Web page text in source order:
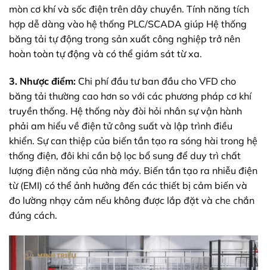
mòn cơ khí và sốc điện trên dây chuyền. Tính năng tích
hợp dễ dàng vào hệ thống PLC/SCADA giúp Hệ thống
băng tải tự động trong sản xuất công nghiệp trở nên
hoàn toàn tự động và có thể giám sát từ xa.
3. Nhược điểm: Chi phí đầu tư ban đầu cho VFD cho
băng tải thường cao hơn so với các phương pháp cơ khí
truyền thống. Hệ thống này đòi hỏi nhân sự vận hành
phải am hiểu về điện tử công suất và lập trình điều
khiển. Sự can thiệp của biến tần tạo ra sóng hài trong hệ
thống điện, đôi khi cần bộ lọc bổ sung để duy trì chất
lượng điện năng của nhà máy. Biến tần tạo ra nhiễu điện
từ (EMI) có thể ảnh hưởng đến các thiết bị cảm biến và
đo lường nhạy cảm nếu không được lắp đặt và che chắn
đúng cách.